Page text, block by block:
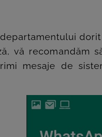
vă recomandăm
mesaje de